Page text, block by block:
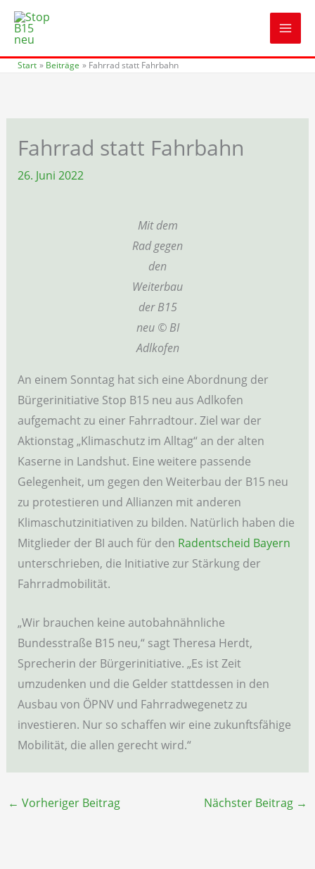
Zum
Inhalt
Start Beiträge Fahrrad statt Fahrbahn
Fahrrad statt Fahrbahn
26. Juni 2022
Mit dem
Rad gegen
den
Weiterbau
der B15
neu © BI
Adlkofen
An einem Sonntag hat sich eine Abordnung der
Bürgerinitiative Stop B15 neu aus Adlkofen
aufgemacht zu einer Fahrradtour. Ziel war der
Aktionstag „Klimaschutz im Alltag“ an der alten
Kaserne in Landshut. Eine weitere passende
Gelegenheit, um gegen den Weiterbau der B15 neu
zu protestieren und Allianzen mit anderen
Klimaschutzinitiativen zu bilden. Natürlich haben die
Mitglieder der BI auch für den Radentscheid Bayern
unterschrieben, die Initiative zur Stärkung der
Fahrradmobilität.
„Wir brauchen keine autobahnähnliche
Bundesstraße B15 neu,“ sagt Theresa Herdt,
Sprecherin der Bürgerinitiative. „Es ist Zeit
umzudenken und die Gelder stattdessen in den
Ausbau von ÖPNV und Fahrradwegenetz zu
investieren. Nur so schaffen wir eine zukunftsfähige
Mobilität, die allen gerecht wird.“
← Vorheriger Beitrag Nächster Beitrag →